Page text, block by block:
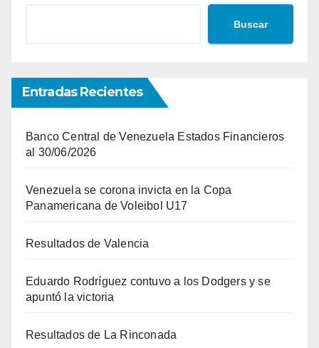
Buscar
Entradas Recientes
Banco Central de Venezuela Estados Financieros
al 30/06/2026
Venezuela se corona invicta en la Copa
Panamericana de Voleibol U17
Resultados de Valencia
Eduardo Rodríguez contuvo a los Dodgers y se
apuntó la victoria
Resultados de La Rinconada